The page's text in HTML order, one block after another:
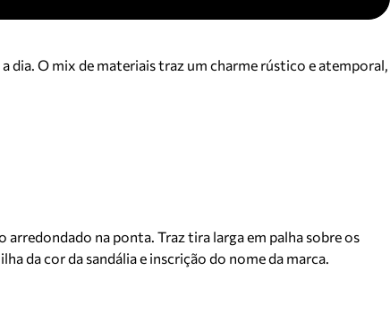
dia. O mix de materiais traz um charme rústico e atemporal,
na ponta. Traz tira larga em palha sobre os
da cor da sandália e inscrição do nome da marca.